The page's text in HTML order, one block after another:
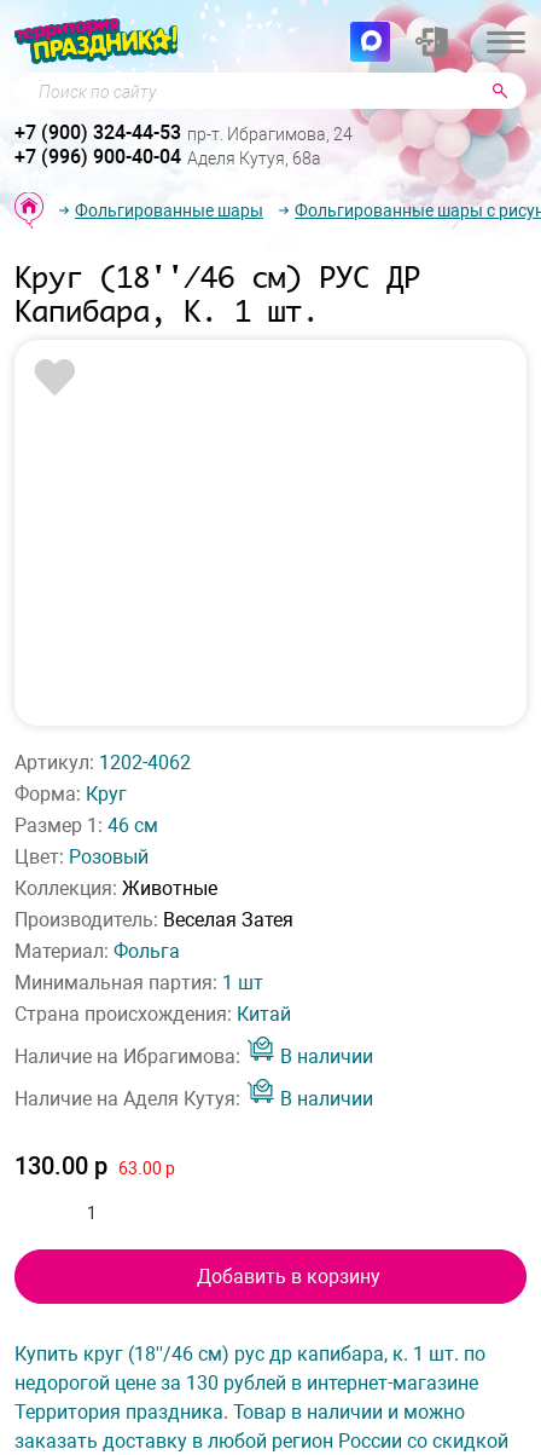
Поиск по сайту
+7 (900) 324-44-53 пр-т. Ибрагимова, 24
+7 (996) 900-40-04 Аделя Кутуя, 68а
Фольгированные шары Фольгированные шары с
Круг (18''/46 см) РУС ДР
Капибара, К. 1 шт.
Артикул: 1202-4062
Форма: Круг
Размер 1: 46 см
Цвет: Розовый
Коллекция: Животные
Производитель: Веселая Затея
Материал: Фольга
Минимальная партия: 1 шт
Страна происхождения: Китай
Наличие на Ибрагимова:
В наличии
Наличие на Аделя Кутуя:
В наличии
130.00 р 63.00 р
Добавить в корзину
Купить круг (18''/46 см) рус др капибара, к. 1 шт. по
недорогой цене за 130 рублей в интернет-магазине
Территория праздника. Товар в наличии и можно
заказать доставку в любой регион России со скидкой